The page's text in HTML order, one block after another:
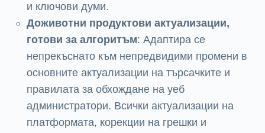
и ключови думи.
Доживотни продуктови актуализации,
готови за алгоритъм: Адаптира се
непрекъснато към непредвидими промени в
основните актуализации на търсачките и
правилата за обхождане на уеб
администратори. Всички актуализации на
платформата, корекции на грешки и